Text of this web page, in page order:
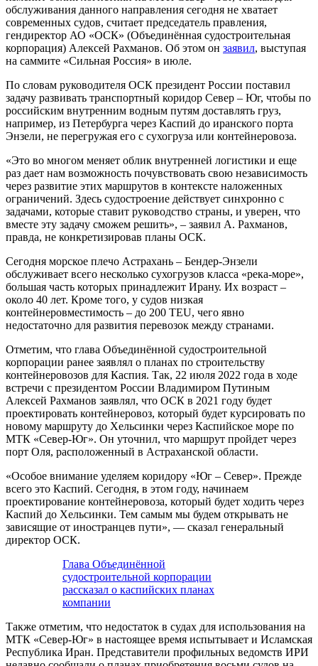
обслуживания данного направления сегодня не хватает
современных судов, считает председатель правления,
гендиректор АО «ОСК» (Объединённая судостроительная
корпорация) Алексей Рахманов. Об этом он заявил, выступая
на саммите «Сильная Россия» в июле.
По словам руководителя ОСК президент России поставил
задачу развивать транспортный коридор Север – Юг, чтобы по
российским внутренним водным путям доставлять груз,
например, из Петербурга через Каспий до иранского порта
Энзели, не перегружая его с сухогруза или контейнеровоза.
«Это во многом меняет облик внутренней логистики и еще
раз дает нам возможность почувствовать свою независимость
через развитие этих маршрутов в контексте наложенных
ограничений. Здесь судостроение действует синхронно с
задачами, которые ставит руководство страны, и уверен, что
вместе эту задачу сможем решить», – заявил А. Рахманов,
правда, не конкретизировав планы ОСК.
Сегодня морское плечо Астрахань – Бендер-Энзели
обслуживает всего несколько сухогрузов класса «река-море»,
большая часть которых принадлежит Ирану. Их возраст –
около 40 лет. Кроме того, у судов низкая
контейнеровместимость – до 200 TEU, чего явно
недостаточно для развития перевозок между странами.
Отметим, что глава Объединённой судостроительной
корпорации ранее заявлял о планах по строительству
контейнеровозов для Каспия. Так, 22 июля 2022 года в ходе
встречи с президентом России Владимиром Путиным
Алексей Рахманов заявлял, что ОСК в 2021 году будет
проектировать контейнеровоз, который будет курсировать по
новому маршруту до Хельсинки через Каспийское море по
МТК «Север-Юг». Он уточнил, что маршрут пройдет через
порт Оля, расположенный в Астраханской области.
«Особое внимание уделяем коридору «Юг ‒ Север». Прежде
всего это Каспий. Сегодня, в этом году, начинаем
проектирование контейнеровоза, который будет ходить через
Каспий до Хельсинки. Тем самым мы будем открывать не
зависящие от иностранцев пути», — сказал генеральный
директор ОСК.
Глава Объединённой
судостроительной корпорации
рассказал о каспийских планах
компании
Также отметим, что недостаток в судах для использования на
МТК «Север-Юг» в настоящее время испытывает и Исламская
Республика Иран. Представители профильных ведомств ИРИ